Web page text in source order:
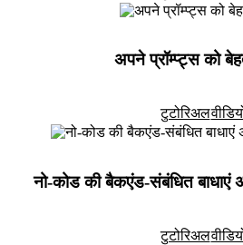
अपने प्रॉम्प्ट्स को
टुटोरिअल
नो-कोड की बैकएंड-संबंधित बाधाएं
टुटोरिअल